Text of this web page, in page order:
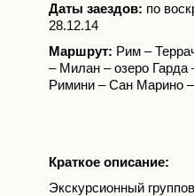
Даты заездов: по
28.12.14
Маршрут: Рим –
– Милан – озеро
Римини – Сан Марино
Краткое описание:
Экскурсионный